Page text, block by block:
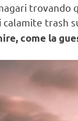
trovando
trash
come la